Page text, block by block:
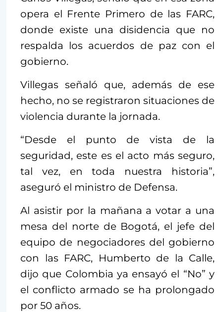
opera el Frente Primero de las FARC,
donde existe una disidencia que no
respalda los acuerdos de paz con el
gobierno.
Villegas señaló que, además de ese
hecho, no se registraron situaciones de
violencia durante la jornada.
“Desde el punto de vista de la
seguridad, este es el acto más seguro,
tal vez, en toda nuestra historia”,
aseguró el ministro de Defensa.
Al asistir por la mañana a votar a una
mesa del norte de Bogotá, el jefe del
equipo de negociadores del gobierno
con las FARC, Humberto de la Calle,
dijo que Colombia ya ensayó el “No” y
el conflicto armado se ha prolongado
por 50 años.